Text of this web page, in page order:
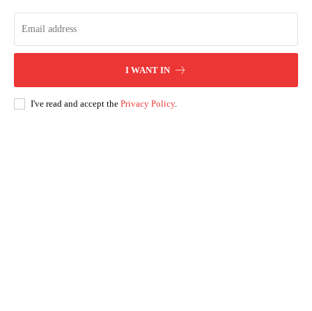
I WANT IN
I've read and accept the Privacy Policy.